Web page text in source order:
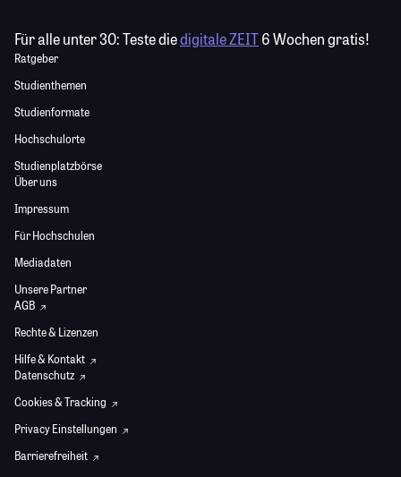
Für alle unter 30:Teste diedigitale ZEIT6 Wochen gratis!
Ratgeber
Studienthemen
Studienformate
Hochschulorte
Studienplatzbörse
Über uns
Impressum
Für Hochschulen
Mediadaten
Unsere Partner
AGB
Rechte & Lizenzen
Hilfe & Kontakt
Datenschutz
Cookies & Tracking
Privacy Einstellungen
Barrierefreiheit